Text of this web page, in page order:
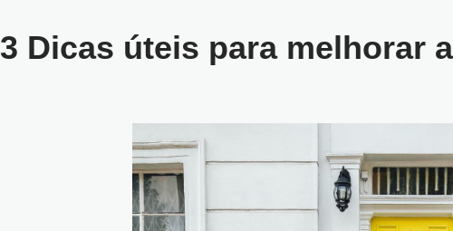
3 Dicas úteis para melhorar